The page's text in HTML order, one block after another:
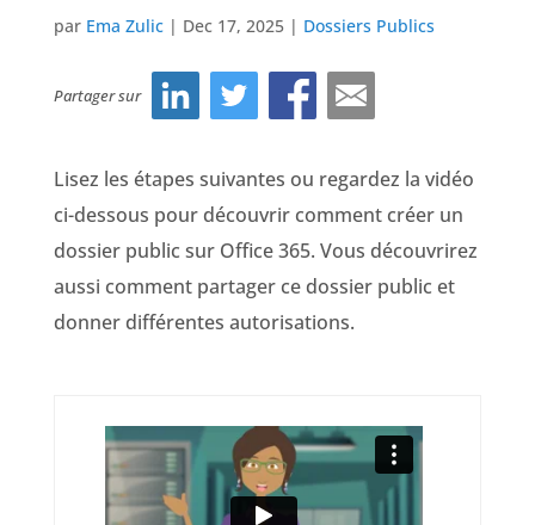
par Ema Zulic| Dec 17, 2025| Dossiers Publics
Partager sur
Lisez les étapes suivantes ou regardez la vidéo
ci-dessous pour découvrir comment créer un
dossier public sur Office 365. Vous découvrirez
aussi comment partager ce dossier public et
donner différentes autorisations.